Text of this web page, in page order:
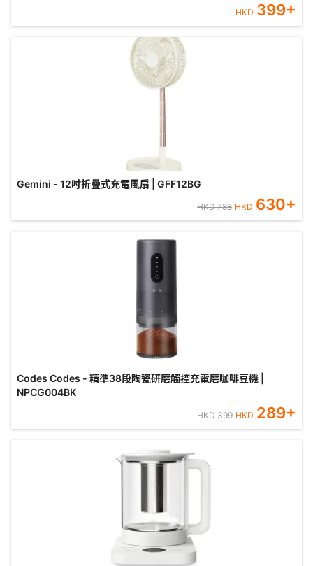
HKD 399+
Gemini - 12吋折疊式充電風扇 | GFF12BG
HKD788 HKD 630+
Codes Codes - 精準38段陶瓷研磨觸控充電磨咖啡豆機 |
NPCG004BK
HKD399 HKD 289+